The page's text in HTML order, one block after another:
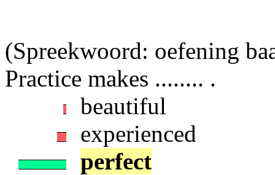
(Spreekwoord: oefening
Practice makes ........ .
beautiful
experienced
perfect